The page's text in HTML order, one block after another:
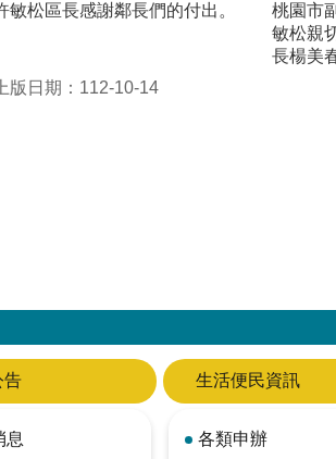
敏松區長感謝鄰長們的付出。
桃園市
敏松親
長楊美
上版日期：112-10-14
告
息
生活便民資訊
各類申辦